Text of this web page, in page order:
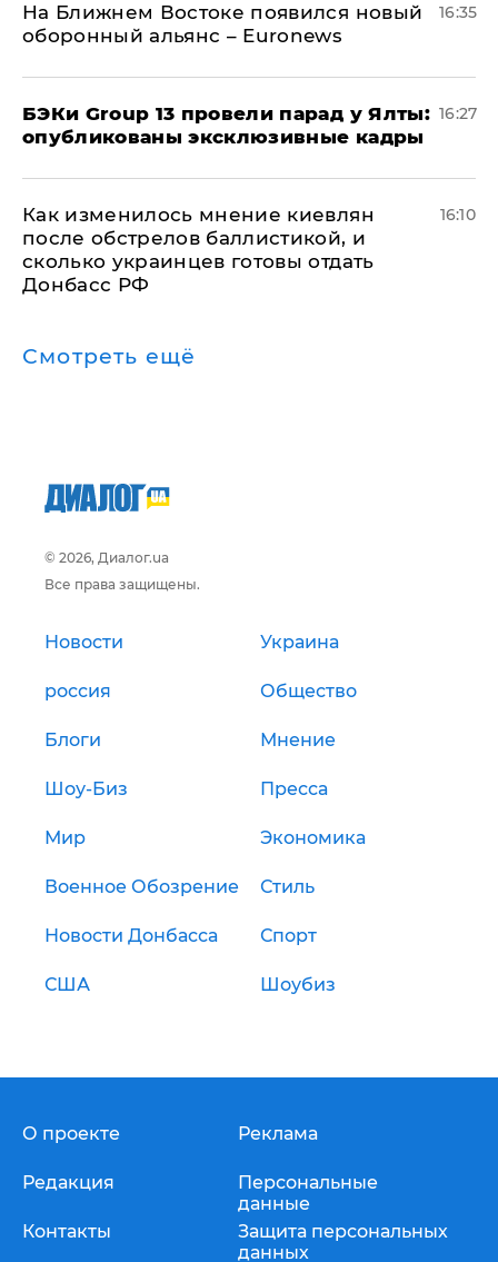
На Ближнем Востоке появился новый
оборонный альянс – Euronews
16:35
​БЭКи Group 13 провели парад у Ялты:
опубликованы эксклюзивные кадры
16:27
Как изменилось мнение киевлян
после обстрелов баллистикой, и
сколько украинцев готовы отдать
Донбасс РФ
16:10
Смотреть ещё
© 2026, Диалог.ua
Все права защищены.
Новости Украина
россия Общество
Блоги Мнение
Шоу-Биз Пресса
Мир Экономика
Военное Обозрение Стиль
Новости Донбасса Спорт
США Шоубиз
О проекте
Редакция
Контакты
Реклама
Персональные
данные
Защита персональных
данных